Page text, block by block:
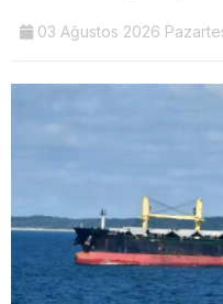
03 Ağustos 2026